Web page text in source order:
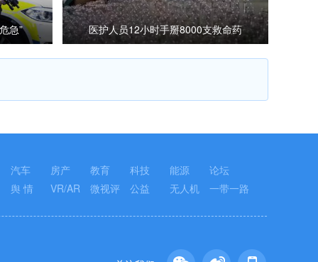
急” 医护人员12小时手掰8000支救命药
汽车 房产 教育 科技 能源
论坛
舆 情
VR/AR 微视评 公益 无人机 一带一路